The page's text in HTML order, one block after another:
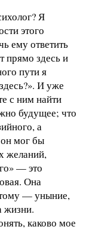
Я
этого
ему ответить
прямо здесь и
пути я
И уже
с ним найти
будущее; что
а
мог бы
желаний,
— это
Она
— уныние,
жизни.
каково мое